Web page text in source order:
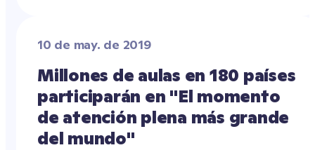
10 de may. de 2019
Millones de aulas en 180 países
participarán en "El momento
de atención plena más grande
del mundo"